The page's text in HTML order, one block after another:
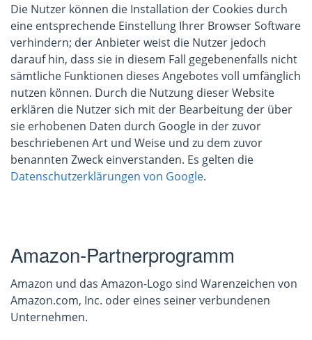
Die Nutzer können die Installation der Cookies durch
eine entsprechende Einstellung Ihrer Browser Software
verhindern; der Anbieter weist die Nutzer jedoch
darauf hin, dass sie in diesem Fall gegebenenfalls nicht
sämtliche Funktionen dieses Angebotes voll umfänglich
nutzen können. Durch die Nutzung dieser Website
erklären die Nutzer sich mit der Bearbeitung der über
sie erhobenen Daten durch Google in der zuvor
beschriebenen Art und Weise und zu dem zuvor
benannten Zweck einverstanden. Es gelten die
Datenschutzerklärungen von Google.
Amazon-Partnerprogramm
Amazon und das Amazon-Logo sind Warenzeichen von
Amazon.com, Inc. oder eines seiner verbundenen
Unternehmen.